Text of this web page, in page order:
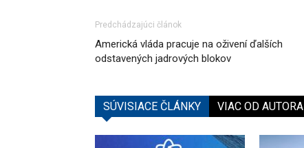
Predchádzajúci článok
Americká vláda pracuje na oživení ďalších
odstavených jadrových blokov
SÚVISIACE ČLÁNKY VIAC OD AUTORA